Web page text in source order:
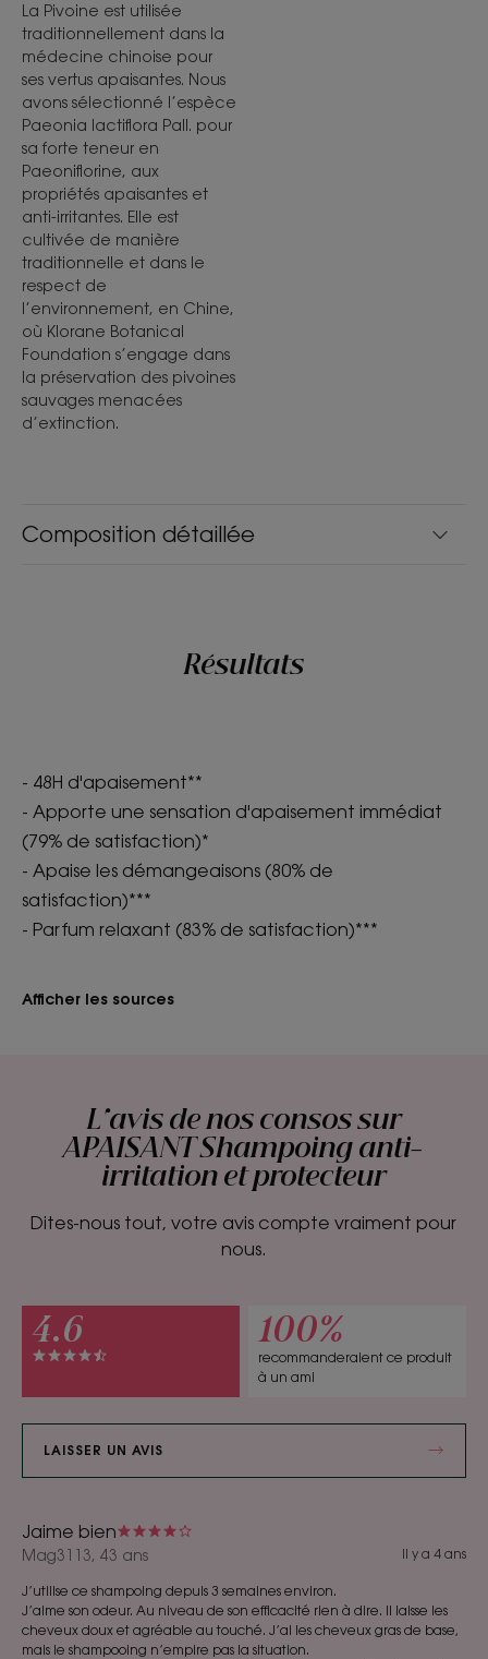
Composition détaillée
La Pivoine est utilisée
traditionnellement dans la
médecine chinoise pour
ses vertus apaisantes. Nous
avons sélectionné l’espèce
Paeonia lactiflora Pall. pour
sa forte teneur en
Paeoniflorine, aux
propriétés apaisantes et
anti-irritantes. Elle est
cultivée de manière
traditionnelle et dans le
respect de
l’environnement, en Chine,
où Klorane Botanical
Foundation s’engage dans
la préservation des pivoines
sauvages menacées
d’extinction.
Résultats
- 48H d'apaisement**
- Apporte une sensation d'apaisement immédiat
(79% de satisfaction)*
- Apaise les démangeaisons (80% de
satisfaction)***
- Parfum relaxant (83% de satisfaction)***
Afficher les sources
L'avis de nos consos sur
APAISANT Shampoing anti-
irritation et protecteur
Dites-nous tout, votre avis compte vraiment pour
nous.
4.6 100%
recommanderaient ce produit
à un ami
LAISSER UN AVIS
Jaime bien
Mag3113, 43 ans Il y a 4 ans
J’utilise ce shampoing depuis 3 semaines environ.
J’aime son odeur. Au niveau de son efficacité rien à dire. Il laisse les
cheveux doux et agréable au touché. J’ai les cheveux gras de base,
mais le shampooing n’empire pas la situation.